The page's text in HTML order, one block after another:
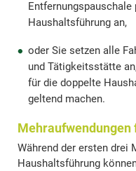
Haushaltsführung an,
oder Sie setzen alle
und Tätigkeitsstätte
für die doppelte
geltend machen.
Während der ersten drei
Haushaltsführung